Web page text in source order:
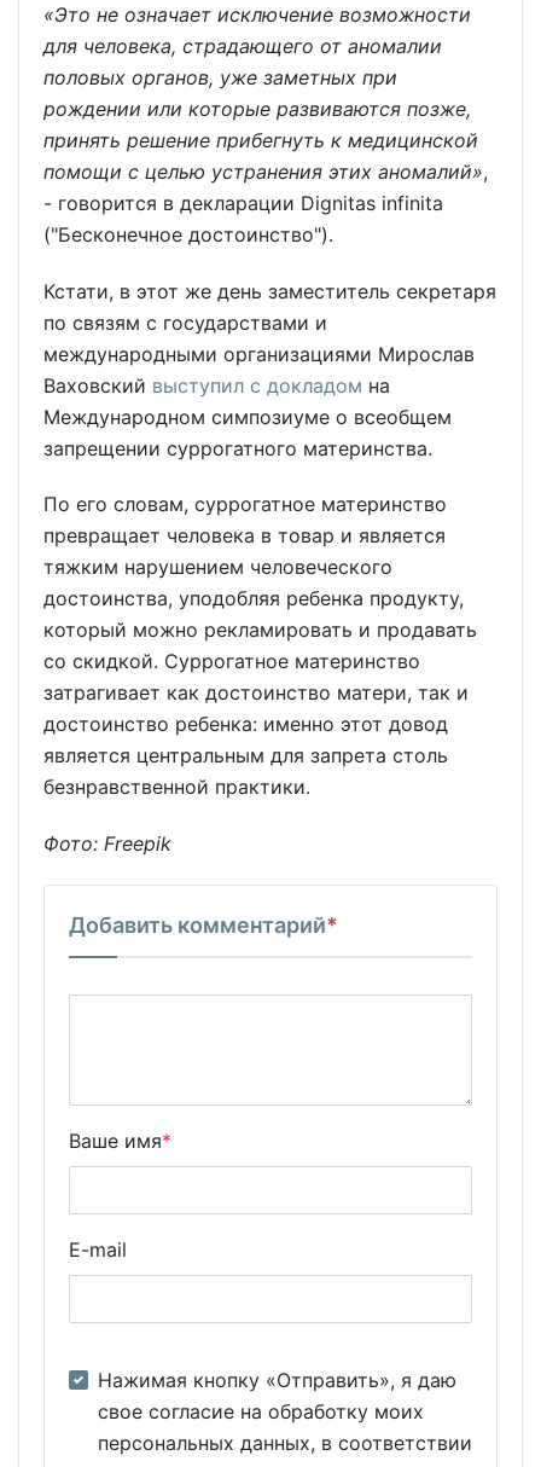
«Это не означает исключение возможности
для человека, страдающего от аномалии
половых органов, уже заметных при
рождении или которые развиваются позже,
принять решение прибегнуть к медицинской
помощи с целью устранения этих аномалий»,
- говорится в декларации Dignitas infinita
("Бесконечное достоинство").
Кстати, в этот же день заместитель секретаря
по связям с государствами и
международными организациями Мирослав
Ваховский выступил с докладом на
Международном симпозиуме о всеобщем
запрещении суррогатного материнства.
По его словам, суррогатное материнство
превращает человека в товар и является
тяжким нарушением человеческого
достоинства, уподобляя ребенка продукту,
который можно рекламировать и продавать
со скидкой. Суррогатное материнство
затрагивает как достоинство матери, так и
достоинство ребенка: именно этот довод
является центральным для запрета столь
безнравственной практики.
Фото: Freepik
Добавить комментарий*
Ваше имя*
E-mail
Нажимая кнопку «Отправить», я даю
свое согласие на обработку моих
персональных данных, в соответствии